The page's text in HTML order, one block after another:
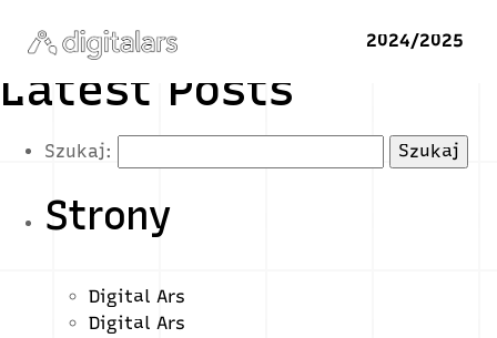
2024/2025
Latest Posts
Szukaj:
Strony
Digital Ars
Digital Ars